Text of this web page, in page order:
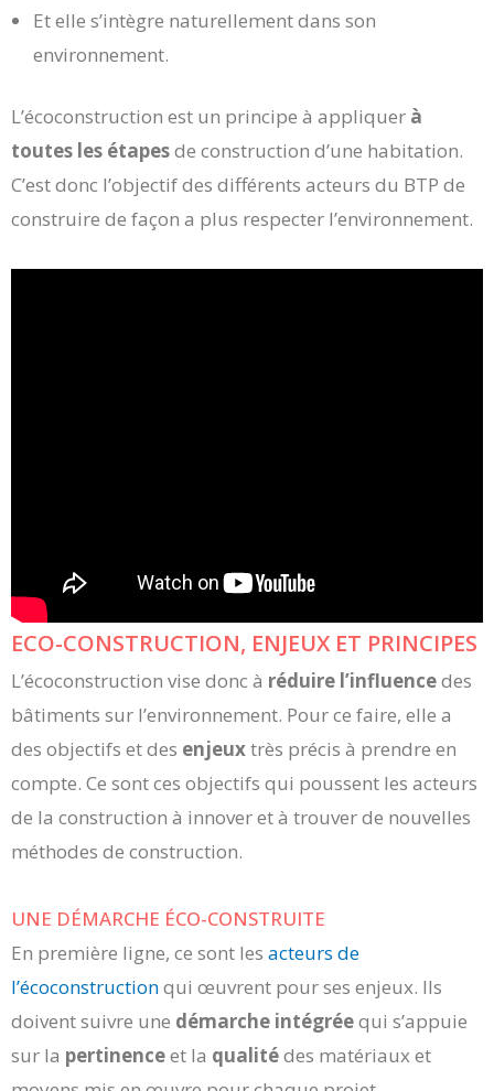
Et elle s’intègre naturellement dans son
environnement.
L’écoconstruction est un principe à appliquer à
toutes les étapesde construction d’une habitation.
C’est donc l’objectif des différents acteurs du BTP de
construire de façon a plus respecter l’environnement.
ECO-CONSTRUCTION, ENJEUX ET PRINCIPES
L’écoconstruction vise donc à réduire l’influencedes
bâtiments sur l’environnement. Pour ce faire, elle a
des objectifs et des enjeuxtrès précis à prendre en
compte. Ce sont ces objectifs qui poussent les acteurs
de la construction à innover et à trouver de nouvelles
méthodes de construction.
UNE DÉMARCHE ÉCO-CONSTRUITE
En première ligne, ce sont les acteurs de
l’écoconstructionqui œuvrent pour ses enjeux. Ils
doivent suivre une démarche intégréequi s’appuie
sur la pertinenceet la qualitédes matériaux et